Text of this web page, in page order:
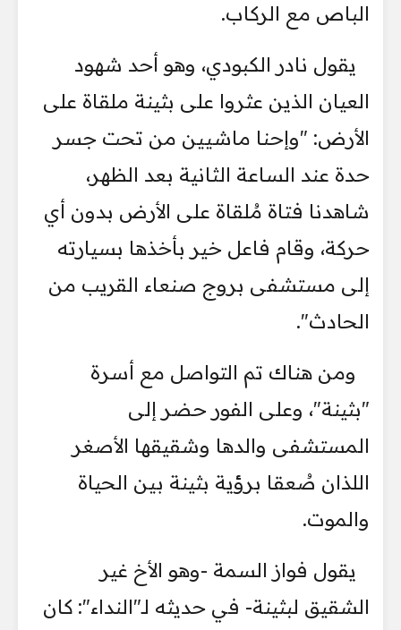
الباص مع الركاب.
يقول نادر الكبودي، وهو أحد شهود
العيان الذين عثروا على بثينة ملقاة على
الأرض: "وإحنا ماشيين من تحت جسر
حدة عند الساعة الثانية بعد الظهر،
شاهدنا فتاة مُلقاة على الأرض بدون أي
حركة، وقام فاعل خير بأخذها بسيارته
إلى مستشفى بروج صنعاء القريب من
الحادث".
ومن هناك تم التواصل مع أسرة
"بثينة"، وعلى الفور حضر إلى
المستشفى والدها وشقيقها الأصغر
اللذان صُعقا برؤية بثينة بين الحياة
والموت.
يقول فواز السمة -وهو الأخ غير
الشقيق لبثينة- في حديثه لـ"النداء": كان